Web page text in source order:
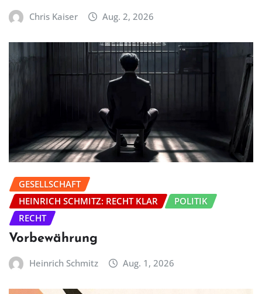
Chris Kaiser Aug. 2, 2026
GESELLSCHAFT
HEINRICH SCHMITZ: RECHT KLAR
POLITIK
RECHT
Vorbewährung
Heinrich Schmitz Aug. 1, 2026